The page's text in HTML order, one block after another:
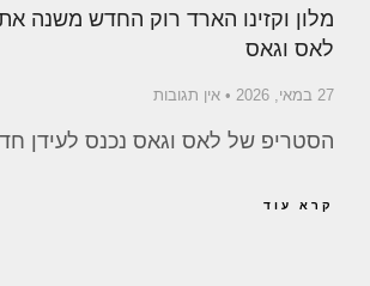
מלון וקזינו הארד רוק החדש משנה
לאס וגאס
27 במאי, 2026 אין תגובות
הסטריפ של לאס וגאס נכנס לעידן
קרא עוד